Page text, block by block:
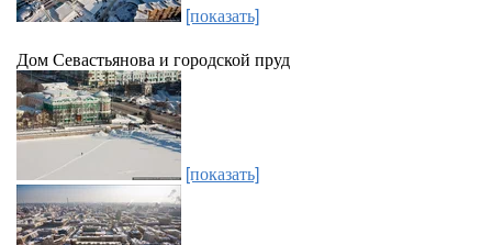
[показать]
Дом Севастьянова и городской пруд
[показать]